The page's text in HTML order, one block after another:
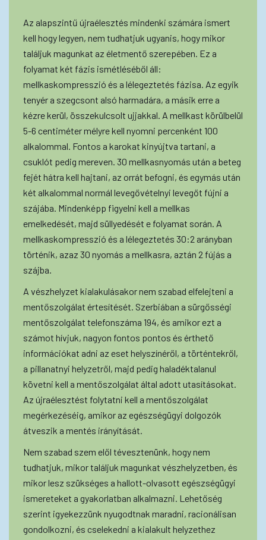
Az alapszintű újraélesztés mindenki számára ismert
kell hogy legyen, nem tudhatjuk ugyanis, hogy mikor
találjuk magunkat az életmentő szerepében. Ez a
folyamat két fázis ismétléséből áll:
mellkaskompresszió és a lélegeztetés fázisa. Az egyik
tenyér a szegcsont alsó harmadára, a másik erre a
kézre kerül, összekulcsolt ujjakkal. A mellkast körülbelül
5-6 centiméter mélyre kell nyomni percenként 100
alkalommal. Fontos a karokat kinyújtva tartani, a
csuklót pedig mereven. 30 mellkasnyomás után a beteg
fejét hátra kell hajtani, az orrát befogni, és egymás után
két alkalommal normál levegővételnyi levegőt fújni a
szájába. Mindenképp figyelni kell a mellkas
emelkedését, majd süllyedését e folyamat során. A
mellkaskompresszió és a lélegeztetés 30:2 arányban
történik, azaz 30 nyomás a mellkasra, aztán 2 fújás a
szájba.
A vészhelyzet kialakulásakor nem szabad elfelejteni a
mentőszolgálat értesítését. Szerbiában a sürgősségi
mentőszolgálat telefonszáma 194, és amikor ezt a
számot hívjuk, nagyon fontos pontos és érthető
információkat adni az eset helyszínéről, a történtekről,
a pillanatnyi helyzetről, majd pedig haladéktalanul
követni kell a mentőszolgálat által adott utasításokat.
Az újraélesztést folytatni kell a mentőszolgálat
megérkezéséig, amikor az egészségügyi dolgozók
átveszik a mentés irányítását.
Nem szabad szem elől tévesztenünk, hogy nem
tudhatjuk, mikor találjuk magunkat vészhelyzetben, és
mikor lesz szükséges a hallott-olvasott egészségügyi
ismereteket a gyakorlatban alkalmazni. Lehetőség
szerint igyekezzünk nyugodtnak maradni, racionálisan
gondolkozni, és cselekedni a kialakult helyzethez